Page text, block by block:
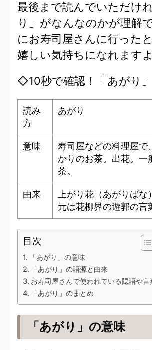
最後まで読んでいただけ
り」がなんなのかが理解
にお寿司屋さんに行った
嬉しい気持ちになれますよ
◇10秒で確認！「あがり
読み
方
あがり
意味
寿司屋などの料理屋で
かりのお茶。出花。一
茶。
由来
上がり花（あがりばな
元は花柳界の遊郭の言
目次
「あがり」の意味
「あがり」の語源と由来
お寿司屋さんで使われている隠語や言
「あがり」のまとめ
「あがり」の意味